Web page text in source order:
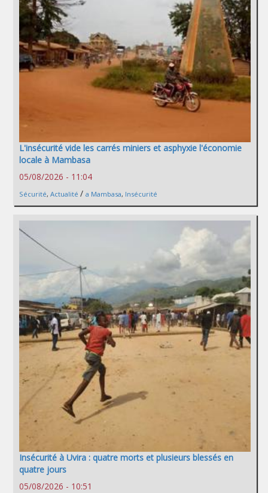
L'insécurité vide les carrés miniers et asphyxie l'économie
locale à Mambasa
05/08/2026 - 11:04
Sécurité, Actualité / a Mambasa, Insécurité
Insécurité à Uvira : quatre morts et plusieurs blessés en
quatre jours
05/08/2026 - 10:51